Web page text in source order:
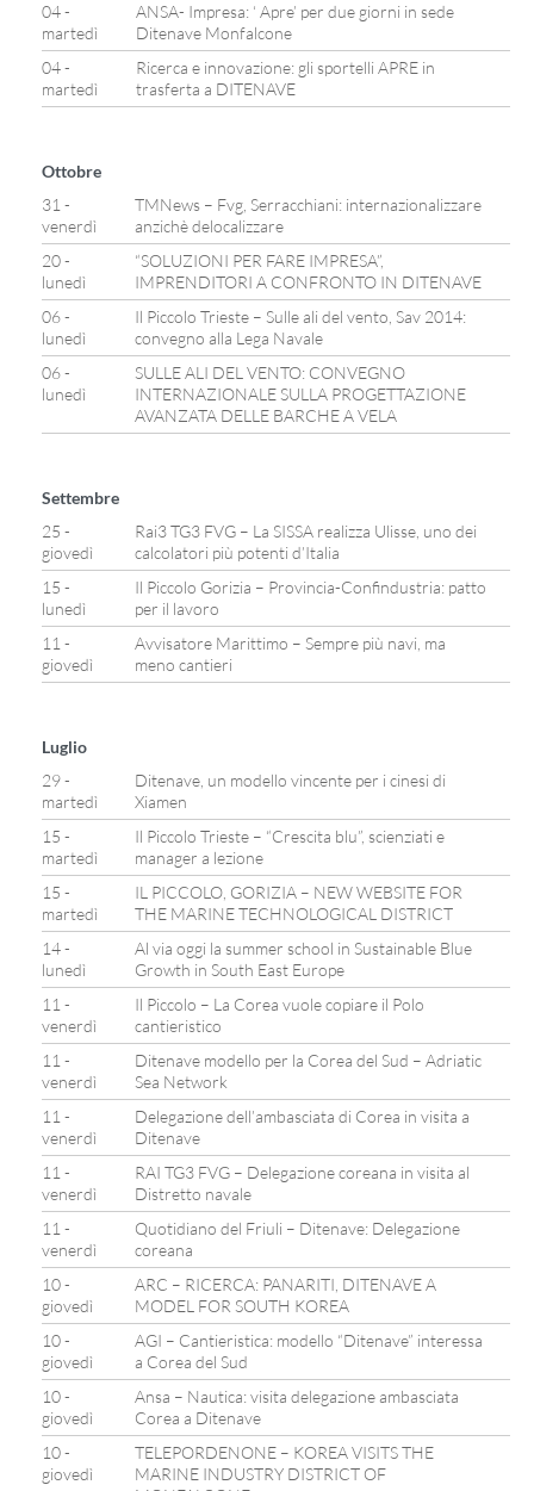
04 -
martedì
ANSA- Impresa: ‘ Apre’ per due giorni in sede
Ditenave Monfalcone
04 -
martedì
Ricerca e innovazione: gli sportelli APRE in
trasferta a DITENAVE
Ottobre
31 -
venerdì
TMNews – Fvg, Serracchiani: internazionalizzare
anzichè delocalizzare
20 -
lunedì
“SOLUZIONI PER FARE IMPRESA”,
IMPRENDITORI A CONFRONTO IN DITENAVE
06 -
lunedì
Il Piccolo Trieste – Sulle ali del vento, Sav 2014:
convegno alla Lega Navale
06 -
lunedì
SULLE ALI DEL VENTO: CONVEGNO
INTERNAZIONALE SULLA PROGETTAZIONE
AVANZATA DELLE BARCHE A VELA
Settembre
25 -
giovedì
Rai3 TG3 FVG – La SISSA realizza Ulisse, uno dei
calcolatori più potenti d’Italia
15 -
lunedì
Il Piccolo Gorizia – Provincia-Confindustria: patto
per il lavoro
11 -
giovedì
Avvisatore Marittimo – Sempre più navi, ma
meno cantieri
Luglio
29 -
martedì
Ditenave, un modello vincente per i cinesi di
Xiamen
15 -
martedì
Il Piccolo Trieste – “Crescita blu”, scienziati e
manager a lezione
15 -
martedì
IL PICCOLO, GORIZIA – NEW WEBSITE FOR
THE MARINE TECHNOLOGICAL DISTRICT
14 -
lunedì
Al via oggi la summer school in Sustainable Blue
Growth in South East Europe
11 -
venerdì
Il Piccolo – La Corea vuole copiare il Polo
cantieristico
11 -
venerdì
Ditenave modello per la Corea del Sud – Adriatic
Sea Network
11 -
venerdì
Delegazione dell’ambasciata di Corea in visita a
Ditenave
11 -
venerdì
RAI TG3 FVG – Delegazione coreana in visita al
Distretto navale
11 -
venerdì
Quotidiano del Friuli – Ditenave: Delegazione
coreana
10 -
giovedì
ARC – RICERCA: PANARITI, DITENAVE A
MODEL FOR SOUTH KOREA
10 -
giovedì
AGI – Cantieristica: modello “Ditenave” interessa
a Corea del Sud
10 -
giovedì
Ansa – Nautica: visita delegazione ambasciata
Corea a Ditenave
10 -
giovedì
TELEPORDENONE – KOREA VISITS THE
MARINE INDUSTRY DISTRICT OF